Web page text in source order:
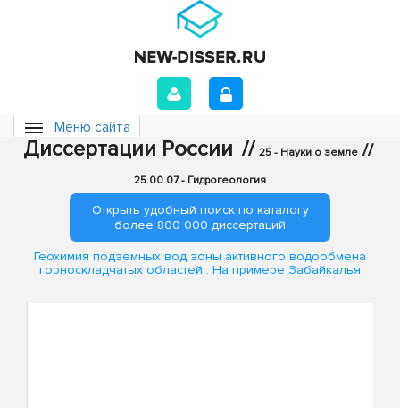
Меню сайта
Диссертации России // 25 - Науки о земле //
25.00.07 - Гидрогеология
Открыть удобный поиск по каталогу
более 800 000 диссертаций
Геохимия подземных вод зоны активного водообмена
горноскладчатых областей : На примере Забайкалья